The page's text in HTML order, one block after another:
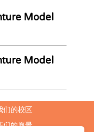
Model
Model
们的校区
们的愿景